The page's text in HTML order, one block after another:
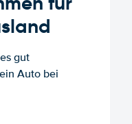
gut
Auto bei